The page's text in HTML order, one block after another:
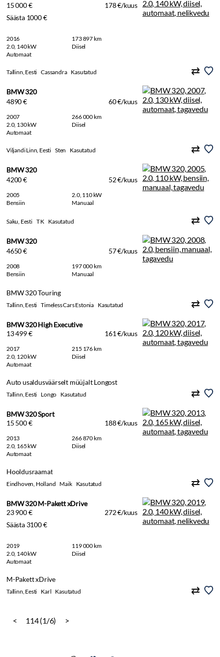
15 000 €
178 €/kuus
Säästa 1000 €
2016
173 897 km
2.0, 140 kW
Diisel
Automaat
Tallinn, Eesti Cassandra Kasutatud
BMW 320
4890 €
60 €/kuus
2007
266 000 km
2.0, 130 kW
Diisel
Automaat
Viljandi Linn, Eesti Sten Kasutatud
BMW 320
4200 €
52 €/kuus
2005
2.0, 110 kW
Bensiin
Manuaal
Saku, Eesti T K Kasutatud
BMW 320
4650 €
57 €/kuus
2008
197 000 km
Bensiin
Manuaal
BMW 320 Touring
Tallinn, Eesti Timeless Cars Estonia Kasutatud
BMW 320 High Executive
13 499 €
161 €/kuus
2017
215 176 km
2.0, 120 kW
Diisel
Automaat
Auto usaldusväärselt müüjalt Longost
Tallinn, Eesti Longo Kasutatud
BMW 320 Sport
15 500 €
188 €/kuus
2013
266 870 km
2.0, 165 kW
Diisel
Automaat
Hooldusraamat
Eindhoven, Holland Maik Kasutatud
BMW 320 M-Pakett xDrive
23 900 €
272 €/kuus
Säästa 3100 €
2019
119 000 km
2.0, 140 kW
Diisel
Automaat
M-Pakett xDrive
Tallinn, Eesti Karl Kasutatud
< 114 (1/6) >